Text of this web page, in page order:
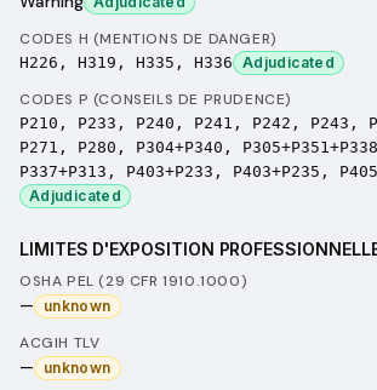
CODES H (MENTIONS DE DANGER)
H226, H319, H335, H336 Adjudicated
CODES P (CONSEILS DE PRUDENCE)
P210, P233, P240, P241, P242, P243,
P271, P280, P304+P340,
P337+P313, P403+P233, P403+P235,
Adjudicated
LIMITES D'EXPOSITION
OSHA PEL (29 CFR 1910.1000)
— unknown
ACGIH TLV
— unknown